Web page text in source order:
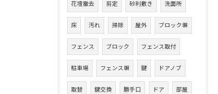
花壇撤去 剪定 砂利敷き 洗面所
床 汚れ 掃除 屋外 ブロック塀
フェンス ブロック フェンス取付
駐車場 フェンス塀 鍵 ドアノブ
取替 鍵交換 勝手口 ドア 部屋